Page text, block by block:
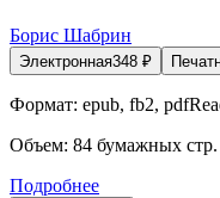
Борис Шабрин
Электронная348 ₽
Формат: epub, fb2,
Объем: 84 бумажных стр.
Подробнее